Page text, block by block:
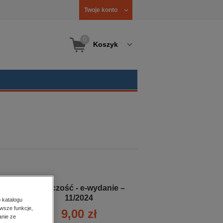
Twoje konto
Koszyk
Twórczość - e-wydanie –
11/2024
9,00 zł
katalogu
funkcje,
ze